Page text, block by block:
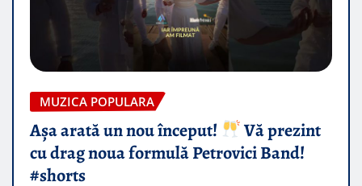
MUZICA POPULARA
Așa arată un nou început!
Vă prezint
cu drag noua formulă Petrovici Band!
#shorts